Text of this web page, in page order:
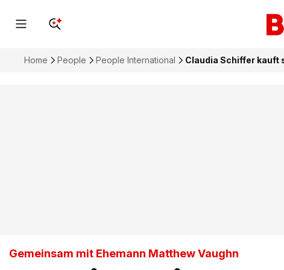
Home People People International Claudia Schiffer kauft
Gemeinsam mit Ehemann Matthew Vaughn